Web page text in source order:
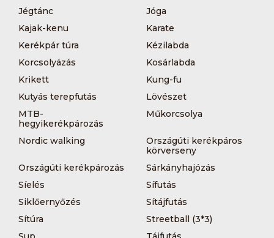
Jégtánc
Jóga
Kajak-kenu
Karate
Kerékpár túra
Kézilabda
Korcsolyázás
Kosárlabda
Krikett
Kung-fu
Kutyás terepfutás
Lövészet
MTB-
hegyikerékpározás
Műkorcsolya
Nordic walking
Országúti kerékpáros
körverseny
Országúti kerékpározás
Sárkányhajózás
Síelés
Sífutás
Siklőernyőzés
Sítájfutás
Sítúra
Streetball (3*3)